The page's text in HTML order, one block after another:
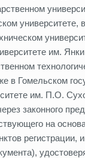
университете,
им.
в Гомельском
им. П.О.
законного
на
регистрации,